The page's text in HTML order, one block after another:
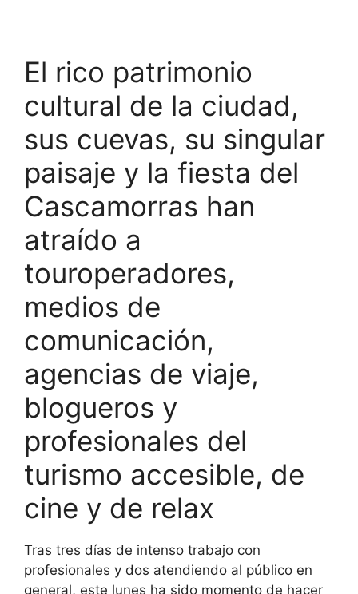
El rico patrimonio
cultural de la ciudad,
sus cuevas, su singular
paisaje y la fiesta del
Cascamorras han
atraído a
touroperadores,
medios de
comunicación,
agencias de viaje,
blogueros y
profesionales del
turismo accesible, de
cine y de relax
Tras tres días de intenso trabajo con
profesionales y dos atendiendo al público en
general, este lunes ha sido momento de hacer